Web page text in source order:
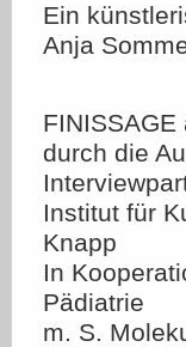
Ein
Anja
durch die
Institut für
Knapp
In
Pädiatrie
m. S.